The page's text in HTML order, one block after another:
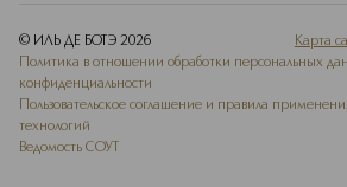
© ИЛЬ ДЕ БОТЭ 2026
Карта
Политика в отношении обработки персональных
конфиденциальности
Пользовательское соглашение и правила
технологий
Ведомость СОУТ